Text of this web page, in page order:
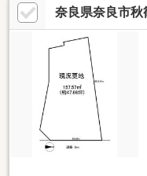
奈良県奈良市秋